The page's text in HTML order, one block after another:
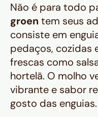
Não é para todo
groentem seus
consiste em
pedaços, cozidas
frescas como
hortelã. O molho
vibrante e sabor
gosto das enguias.